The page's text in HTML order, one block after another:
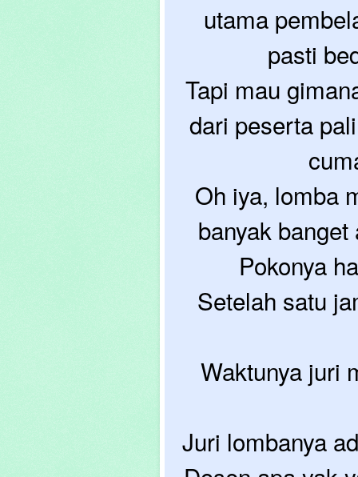
utama
pasti
Tapi mau
dari peserta
Oh iya, lomba
banyak
Pokonya
Setelah satu
Waktunya juri
Juri lombanya